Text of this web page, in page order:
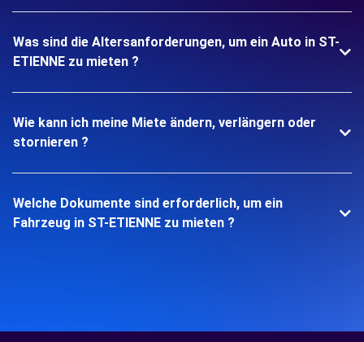
Was sind die Altersanforderungen, um ein Auto in ST-
ETIENNE zu mieten ?
Wie kann ich meine Miete ändern, verlängern oder
stornieren ?
Welche Dokumente sind erforderlich, um ein
Fahrzeug in ST-ETIENNE zu mieten ?